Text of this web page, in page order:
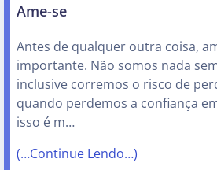
Ame-se
Antes de qualquer outra coisa,
importante. Não somos nada
inclusive corremos o risco de
quando perdemos a confiança
isso é m…
(…Continue Lendo…)